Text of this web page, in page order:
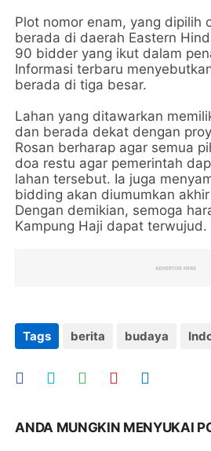
Plot nomor enam, yang dipilih
berada di daerah Eastern
90 bidder yang ikut dalam
Informasi terbaru
berada di tiga besar.
Lahan yang ditawarkan
dan berada dekat dengan
Rosan berharap agar semua
doa restu agar pemerintah
lahan tersebut. Ia juga
bidding akan diumumkan
Dengan demikian, semoga
Kampung Haji dapat terwujud.
Tags berita budaya
ANDA MUNGKIN MENYUKAI